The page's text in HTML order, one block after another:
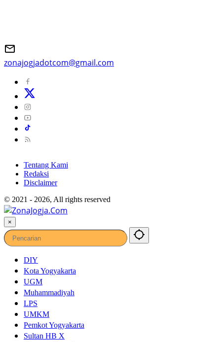
zonajogjadotcom@gmail.com
Tentang Kami
Redaksi
Disclaimer
© 2021 - 2026, All rights reserved
×
DIY
Kota Yogyakarta
UGM
Muhammadiyah
LPS
UMKM
Pemkot Yogyakarta
Sultan HB X